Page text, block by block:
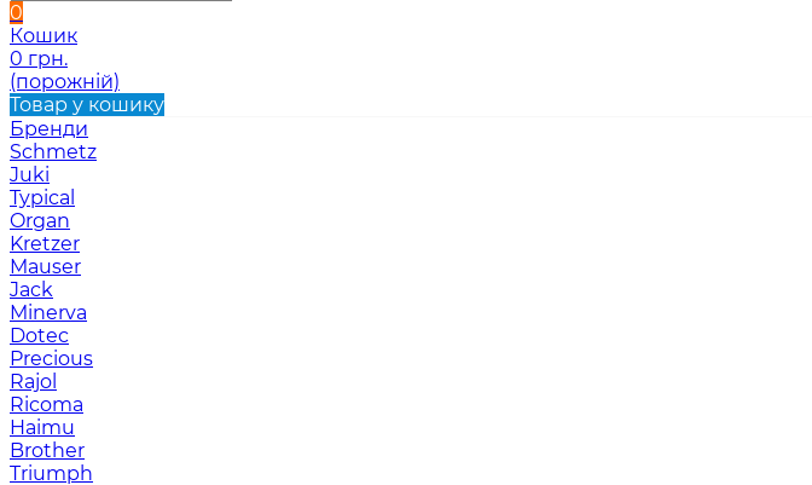
0
Кошик
0 грн.
(порожній)
Товар у кошику
Бренди
Schmetz
Juki
Typical
Organ
Kretzer
Mauser
Jack
Minerva
Dotec
Precious
Rajol
Ricoma
Haimu
Brother
Triumph